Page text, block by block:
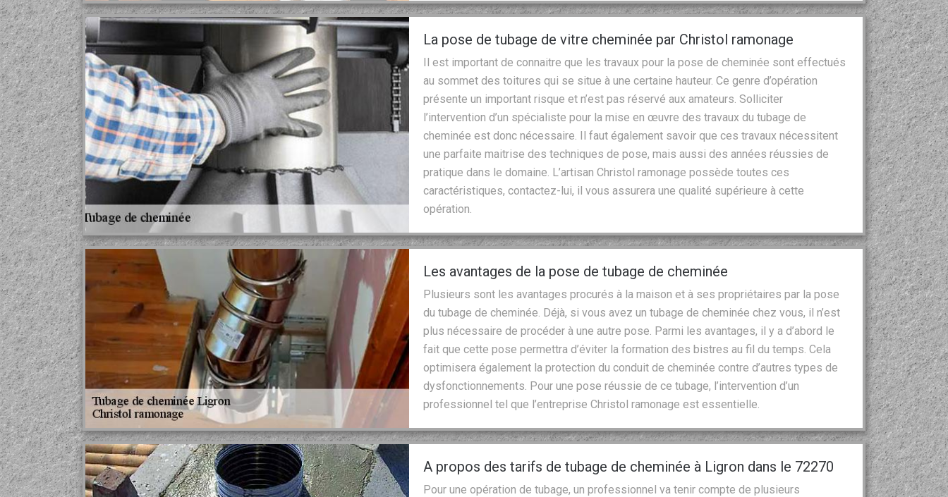
La pose de tubage de vitre cheminée par Christol ramonage
Il est important de connaitre que les travaux pour la pose de cheminée sont effectués
au sommet des toitures qui se situe à une certaine hauteur. Ce genre d’opération
présente un important risque et n’est pas réservé aux amateurs. Solliciter
l’intervention d’un spécialiste pour la mise en œuvre des travaux du tubage de
cheminée est donc nécessaire. Il faut également savoir que ces travaux nécessitent
une parfaite maitrise des techniques de pose, mais aussi des années réussies de
pratique dans le domaine. L’artisan Christol ramonage possède toutes ces
caractéristiques, contactez-lui, il vous assurera une qualité supérieure à cette
opération.
Les avantages de la pose de tubage de cheminée
Plusieurs sont les avantages procurés à la maison et à ses propriétaires par la pose
du tubage de cheminée. Déjà, si vous avez un tubage de cheminée chez vous, il n’est
plus nécessaire de procéder à une autre pose. Parmi les avantages, il y a d’abord le
fait que cette pose permettra d’éviter la formation des bistres au fil du temps. Cela
optimisera également la protection du conduit de cheminée contre d’autres types de
dysfonctionnements. Pour une pose réussie de ce tubage, l’intervention d’un
professionnel tel que l’entreprise Christol ramonage est essentielle.
A propos des tarifs de tubage de cheminée à Ligron dans le 72270
Pour une opération de tubage, un professionnel va tenir compte de plusieurs